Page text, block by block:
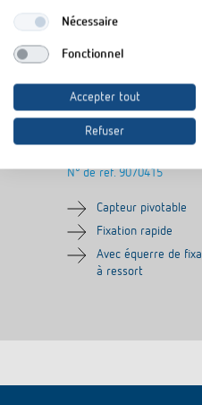
Capteur de
N° de réf. 9070415
Capteur pivotable
Fixation rapide
Avec équerre de
à ressort
Nécessaire
Fonctionnel
Accepter tout
Refuser